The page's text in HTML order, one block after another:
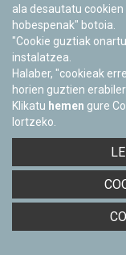
ala desautatu
hobespenak" botoia.
"Cookie guztiak
instalatzea.
Halaber, "cookieak
horien guztien
Klikatu hemen gure
lortzeko.